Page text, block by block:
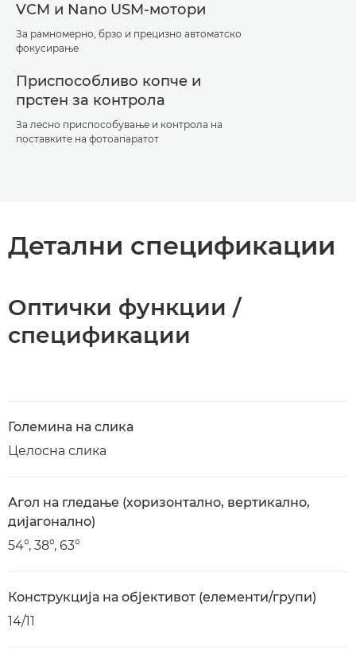
VCM и Nano USM-мотори
За рамномерно, брзо и прецизно автоматско
фокусирање
Приспособливо копче и
прстен за контрола
За лесно приспособување и контрола на
поставките на фотоапаратот
Детални спецификации
Оптички функции /
спецификации
Големина на слика
Целосна слика
Агол на гледање (хоризонтално, вертикално,
дијагонално)
54°, 38°, 63°
Конструкција на објективот (елементи/групи)
14/11